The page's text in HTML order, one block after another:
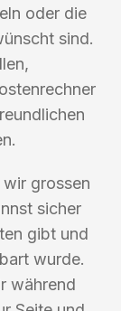
oder die
sind.
grossen
sicher
gibt und
wurde.
während